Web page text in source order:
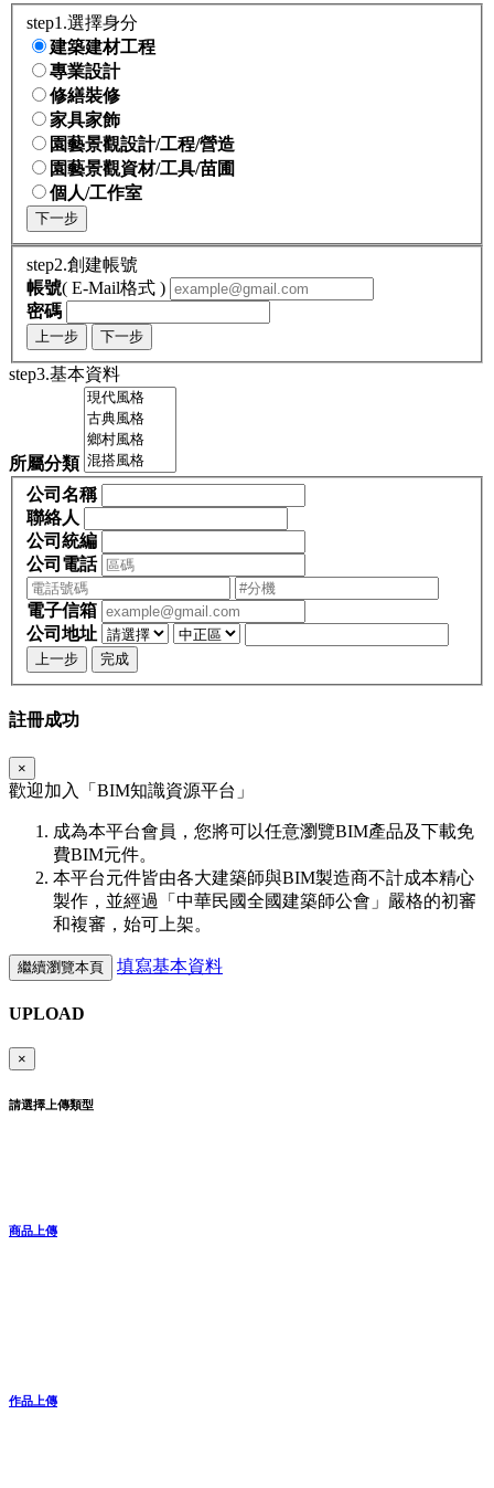
step1.選擇身分
建築建材工程
專業設計
修繕裝修
家具家飾
園藝景觀設計/工程/營造
園藝景觀資材/工具/苗圃
個人/工作室
下一步
step2.創建帳號
帳號( E-Mail格式 )
密碼
上一步 下一步
step3.基本資料
所屬分類
公司名稱
聯絡人
公司統編
公司電話
電子信箱
公司地址
上一步 完成
註冊成功
×
歡迎加入「 BIM知識資源平台」
成為本平台會員，您將可以任意瀏覽BIM產品及下載免
費BIM元件。
本平台元件皆由各大建築師與BIM製造商不計成本精心
製作，並經過「中華民國全國建築師公會」嚴格的初審
和複審，始可上架。
繼續瀏覽本頁 填寫基本資料
UPLOAD
×
請選擇上傳類型
商品上傳
作品上傳